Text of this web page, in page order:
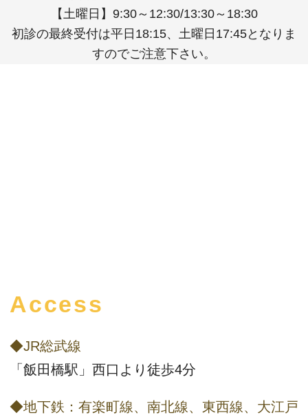
【土曜日】9:30～12:30/13:30～18:30
初診の最終受付は平日18:15、土曜日17:45となりま
すのでご注意下さい。
Access
◆JR総武線
「飯田橋駅」西口より徒歩4分
◆地下鉄：有楽町線、南北線、東西線、大江戸